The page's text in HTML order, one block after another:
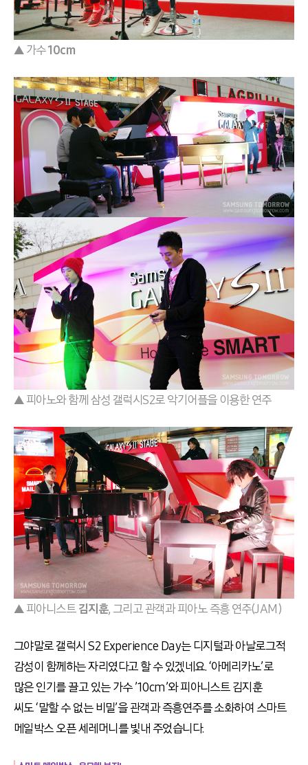
▲ 가수10cm
▲ 피아노와 함께 삼성 갤럭시S2로 악기어플을 이용한 연주
▲ 피아니스트김지훈, 그리고 관객과 피아노 즉흥 연주(JAM)
그야말로 갤럭시 S2 Experience Day는 디지털과 아날로그적
감성이 함께하는 자리였다고 할 수 있겠네요. ‘아메리카노’로
많은 인기를 끌고 있는 가수 ’10cm’와 피아니스트 김지훈
씨도 ‘말할 수 없는 비밀’을 관객과 즉흥연주를 소화하여 스마트
메일박스 오픈 세레머니를 빛내 주었습니다.